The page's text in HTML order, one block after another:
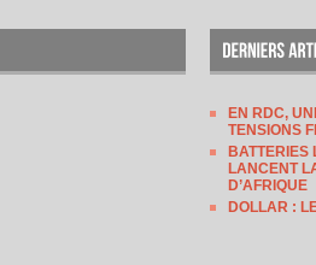
EN RDC,
TENSIONS
BATTERIES
LANCENT
D’AFRIQUE
DOLLAR :